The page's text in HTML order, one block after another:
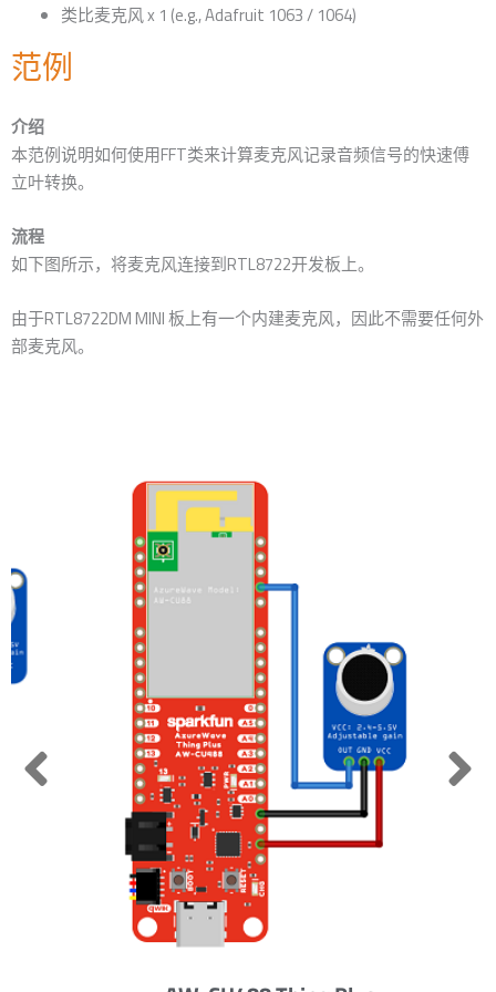
类比麦克风 x 1 (e.g., Adafruit 1063 / 1064)
范例
介绍
本范例说明如何使用FFT类来计算麦克风记录音频信号的快速傅
立叶转换。
流程
如下图所示，将麦克风连接到RTL8722开发板上。
由于RTL8722DM MINI 板上有一个内建麦克风，因此不需要任何外
部麦克风。